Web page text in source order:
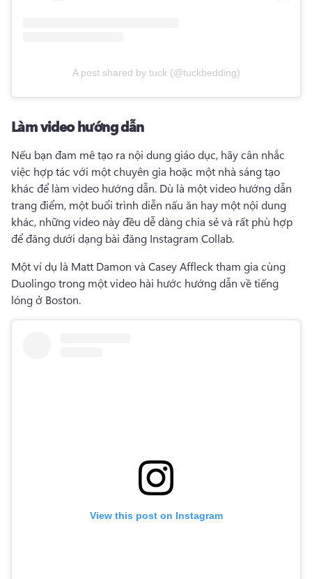
A post shared by tuck (@tuckbedding)
Làm video hướng dẫn
Nếu bạn đam mê tạo ra nội dung giáo dục, hãy cân nhắc
việc hợp tác với một chuyên gia hoặc một nhà sáng tạo
khác để làm video hướng dẫn. Dù là một video hướng dẫn
trang điểm, một buổi trình diễn nấu ăn hay một nội dung
khác, những video này đều dễ dàng chia sẻ và rất phù hợp
để đăng dưới dạng bài đăng Instagram Collab.
Một ví dụ là Matt Damon và Casey Affleck tham gia cùng
Duolingo trong một video hài hước hướng dẫn về tiếng
lóng ở Boston.
View this post on Instagram